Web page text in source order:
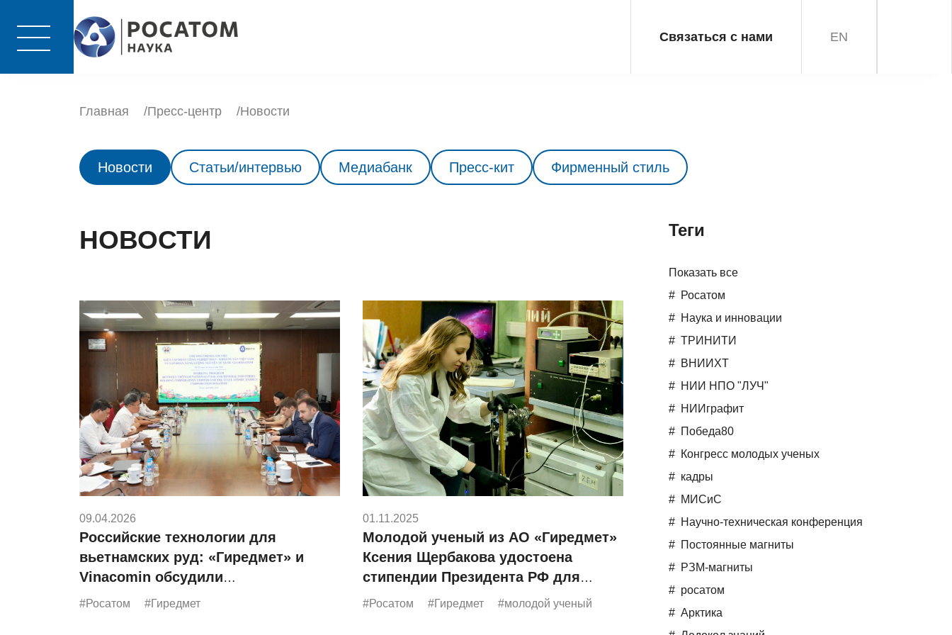
Связаться с нами EN
Главная Пресс-центр Новости
Новости Статьи/интервью Медиабанк Пресс-кит Фирменный стиль
НОВОСТИ
09.04.2026
Российские технологии для
вьетнамских руд: «Гиредмет» и
Vinacomin обсудили
сотрудничество
#Росатом #Гиредмет
01.11.2025
Молодой ученый из АО «Гиредмет»
Ксения Щербакова удостоена
стипендии Президента РФ для
аспирантов
#Росатом #Гиредмет #молодой ученый
Teги
Показать все
Росатом
Наука и инновации
ТРИНИТИ
ВНИИХТ
НИИ НПО "ЛУЧ"
НИИграфит
Победа80
Конгресс молодых ученых
кадры
МИСиС
Научно-техническая конференция
Постоянные магниты
РЗМ-магниты
росатом
Арктика